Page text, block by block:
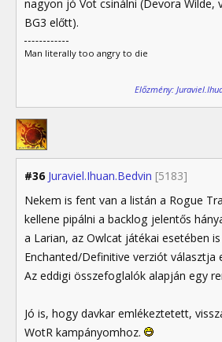
nagyon jó Vot csinálni (Devora Wilde,
BG3 előtt).
Man literally too angry to die
Előzmény:
#36 Juraviel.Ihuan.Bedvin [5183]
Nekem is fent van a listán a Rogue
kellene pipálni a backlog jelentős
a Larian, az Owlcat játékai esetében
Enchanted/Definitive verziót választja
Az eddigi összefoglalók alapján egy
Jó is, hogy davkar emlékeztetett,
WotR kampányomhoz.